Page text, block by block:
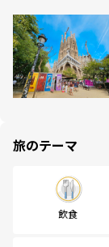
旅のテーマ
飲食